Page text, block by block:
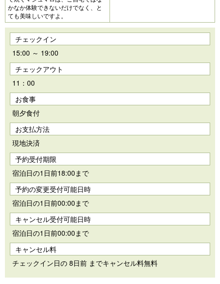
かなか体験できないだけでなく、と
ても美味しいですよ。
チェックイン
15:00 ～ 19:00
チェックアウト
11：00
お食事
朝夕食付
お支払方法
現地決済
予約受付期限
宿泊日の1日前18:00まで
予約の変更受付可能日時
宿泊日の1日前00:00まで
キャンセル受付可能日時
宿泊日の1日前00:00まで
キャンセル料
チェックイン日の 8日前 までキャンセル料無料